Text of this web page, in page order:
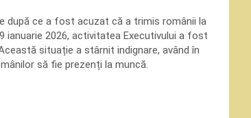
după ce a fost acuzat că a trimis românii la
ianuarie 2026, activitatea Executivului a fost
situație a stârnit indignare, având în
să fie prezenți la muncă.